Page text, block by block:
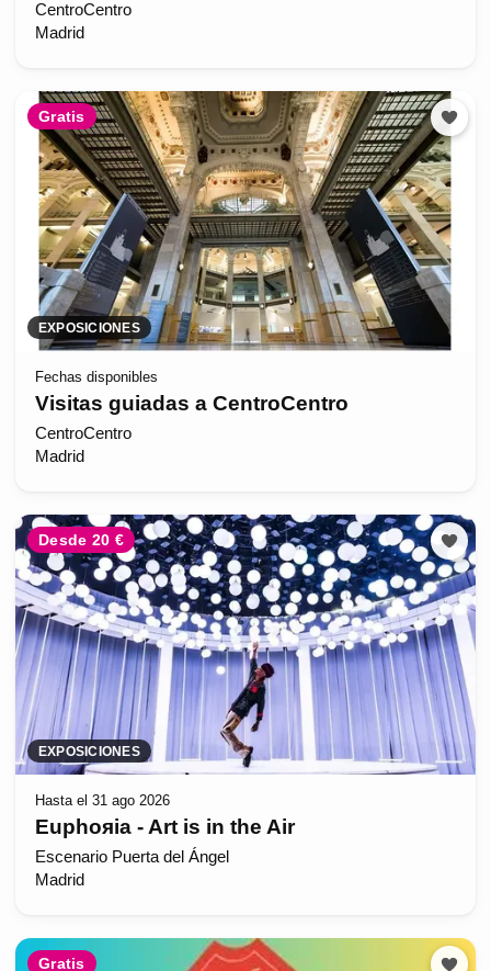
CentroCentro
Madrid
Gratis
EXPOSICIONES
Fechas disponibles
Visitas guiadas a CentroCentro
CentroCentro
Madrid
Desde 20 €
EXPOSICIONES
Hasta el 31 ago 2026
Euphoяia - Art is in the Air
Escenario Puerta del Ángel
Madrid
Gratis